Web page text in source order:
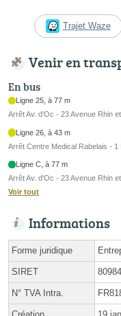
Trajet Waze
Venir en
En bus
Ligne 25, à 77 m
Arrêt Av. d'Oc - 23 Avenue Rhin
Ligne 26, à 43 m
Arrêt Centre Medical Rabelais - 1
Ligne C, à 77 m
Arrêt Av. d'Oc - 23 Avenue Rhin
Voir tout
Informations
Forme juridique
SIRET
N° TVA Intra.